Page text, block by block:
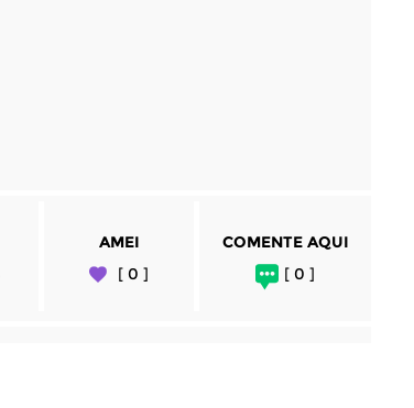
AMEI
[ 0 ]
COMENTE AQUI
[ 0 ]